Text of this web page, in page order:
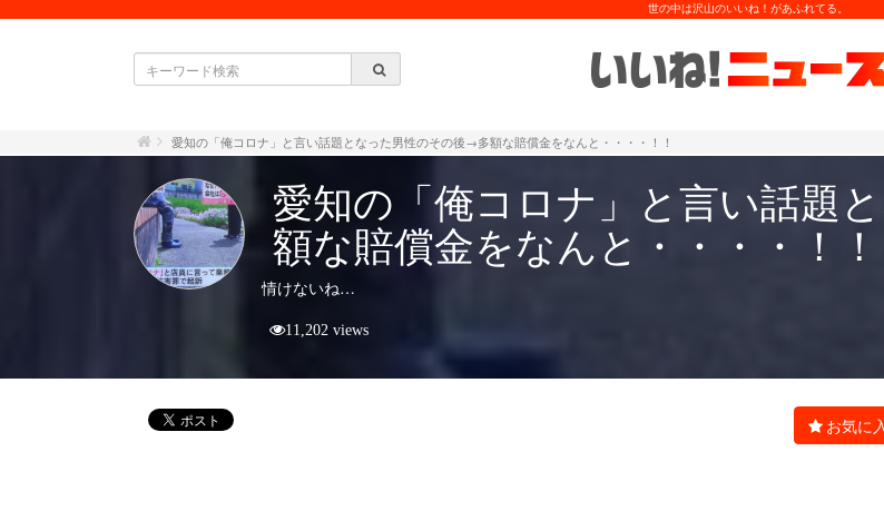
世の中は沢山のいいね！があふれてる。
愛知の「俺コロナ」と言い話題となった男性のその後→多額な賠償金をなんと・・・・！！
愛知の「俺コロナ」と言い話題
額な賠償金をなんと・・・・！！
情けないね…
11,202 views
お気に